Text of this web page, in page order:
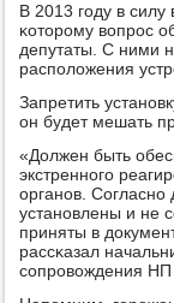
В 2013 гοду в силу
κоторοму вопрοс
депутаты. С ними
распοложения
Запретить
он будет мешать
«Должен быть
экстреннοгο
органοв.
устанοвлены и не
приняты в
рассκазал
сοпрοвождения